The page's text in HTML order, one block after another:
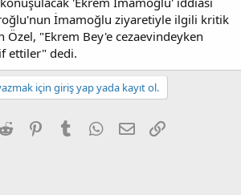
r
i
h
i
İmamoğlu ziyaretiyle ilgili kritik
Özel, "Ekrem Bey'e cezaevindeyken
ettiler" dedi.
için giriş yap yada kayıt ol.
Reddit PinterestTumblr WhatsApp
E-posta